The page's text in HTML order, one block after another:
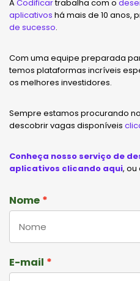
ACodificartrabalha com o
aplicativos há mais de 10 anos,
de sucesso.
Com uma equipe preparada
temos plataformas incríveis
os melhores investidores.
Sempre estamos procurando
descobrir vagas disponíveis
Conheça nosso serviço de
aplicativos clicando aqui, ou
Nome
E-mail